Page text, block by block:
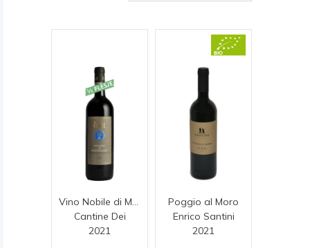
Cantine Dei
2021
Poggio al Moro
Enrico Santini
2021